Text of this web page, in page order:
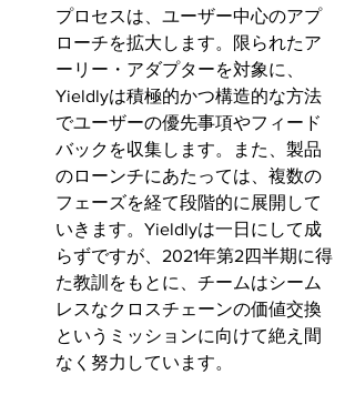
プロセスは、ユーザー中心のアプ
ローチを拡大します。限られたア
ーリー・アダプターを対象に、
Yieldlyは積極的かつ構造的な方法
でユーザーの優先事項やフィード
バックを収集します。また、製品
のローンチにあたっては、複数の
フェーズを経て段階的に展開して
いきます。Yieldlyは一日にして成
らずですが、2021年第2四半期に得
た教訓をもとに、チームはシーム
レスなクロスチェーンの価値交換
というミッションに向けて絶え間
なく努力しています。